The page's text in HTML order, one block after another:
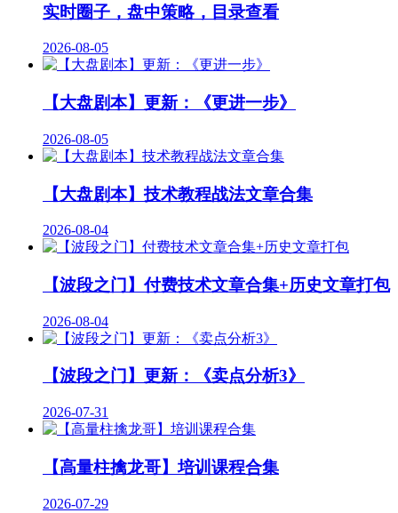
实时圈子，盘中策略，目录查看
2026-08-05
【大盘剧本】更新：《更进一步》
2026-08-05
【大盘剧本】技术教程战法文章合集
2026-08-04
【波段之门】付费技术文章合集+历史文章打包
2026-08-04
【波段之门】更新：《卖点分析3》
2026-07-31
【高量柱擒龙哥】培训课程合集
2026-07-29